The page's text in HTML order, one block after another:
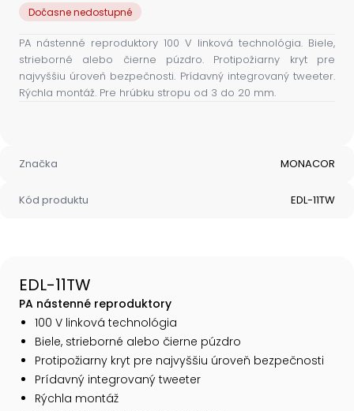
Dočasne nedostupné
PA nástenné reproduktory 100 V linková technológia. Biele,
strieborné alebo čierne púzdro. Protipožiarny kryt pre
najvyššiu úroveň bezpečnosti. Prídavný integrovaný tweeter.
Rýchla montáž. Pre hrúbku stropu od 3 do 20 mm.
Značka MONACOR
Kód produktu EDL-11TW
EDL-11TW
PA nástenné reproduktory
100 V linková technológia
Biele, strieborné alebo čierne púzdro
Protipožiarny kryt pre najvyššiu úroveň bezpečnosti
Prídavný integrovaný tweeter
Rýchla montáž